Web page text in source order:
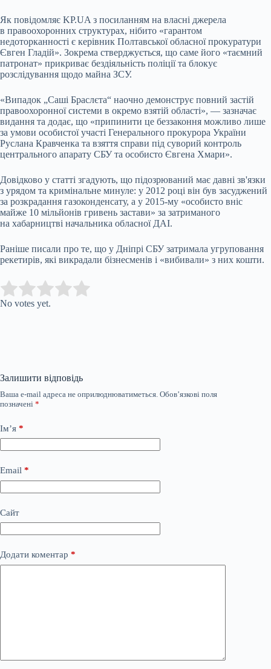
Як повідомляє KP.UA з посиланням на власні джерела
в правоохоронних структурах, нібито «гарантом
недоторканності є керівник Полтавської обласної прокуратури
Євген Гладій». Зокрема стверджується, що саме його «таємний
патронат» прикриває бездіяльність поліції та блокує
розслідування щодо майна ЗСУ.
«Випадок „Саші Браслєта“ наочно демонструє повний застій
правоохоронної системи в окремо взятій області», — зазначає
видання та додає, що «припинити це беззаконня можливо лише
за умови особистої участі Генерального прокурора України
Руслана Кравченка та взяття справи під суворий контроль
центрального апарату СБУ та особисто Євгена Хмари».
Довідково у статті згадують, що підозрюваний має давні зв'язки
з урядом та кримінальне минуле: у 2012 році він був засуджений
за розкрадання газоконденсату, а у 2015-му «особисто вніс
майже 10 мільйонів гривень застави» за затриманого
на хабарництві начальника обласної ДАІ.
Раніше писали про те, що у Дніпрі СБУ затримала угруповання
рекетирів, які викрадали бізнесменів і «вибивали» з них кошти.
Rate this item:
No votes yet.
Залишити відповідь
Ваша e-mail адреса не оприлюднюватиметься. Обов’язкові поля
позначені *
Ім’я *
Email *
Сайт
Додати коментар *